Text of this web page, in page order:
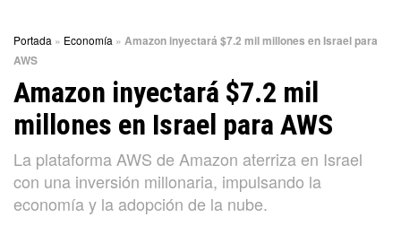
Portada » Economía » Amazon inyectará $7.2 mil millones en Israel para
AWS
Amazon inyectará $7.2 mil
millones en Israel para AWS
La plataforma AWS de Amazon aterriza en Israel
con una inversión millonaria, impulsando la
economía y la adopción de la nube.